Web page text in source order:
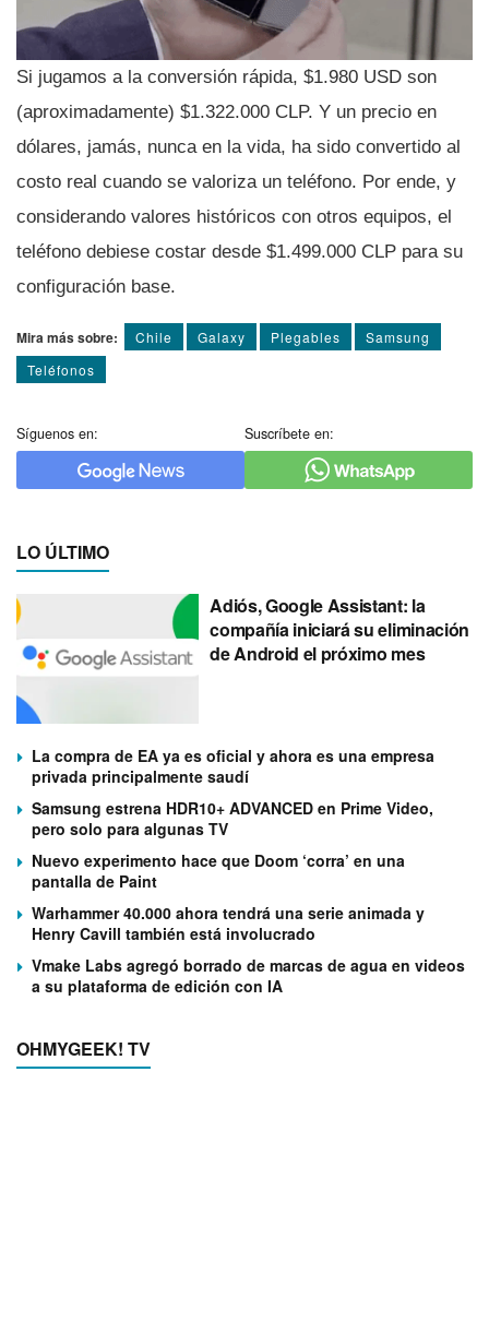
Si jugamos a la conversión rápida, $1.980 USD son
(aproximadamente) $1.322.000 CLP. Y un precio en
dólares, jamás, nunca en la vida, ha sido convertido al
costo real cuando se valoriza un teléfono. Por ende, y
considerando valores históricos con otros equipos, el
teléfono debiese costar desde $1.499.000 CLP para su
configuración base.
Mira más sobre: Chile Galaxy Plegables
Samsung
Teléfonos
Síguenos en: Suscríbete en:
LO ÚLTIMO
Adiós, Google Assistant: la
compañía iniciará su eliminación
de Android el próximo mes
La compra de EA ya es oficial y ahora es una empresa
privada principalmente saudí
Samsung estrena HDR10+ ADVANCED en Prime Video,
pero solo para algunas TV
Nuevo experimento hace que Doom ‘corra’ en una
pantalla de Paint
Warhammer 40.000 ahora tendrá una serie animada y
Henry Cavill también está involucrado
Vmake Labs agregó borrado de marcas de agua en videos
a su plataforma de edición con IA
OHMYGEEK! TV